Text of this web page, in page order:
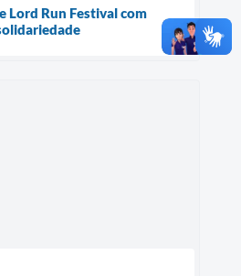
Lord Run Festival com